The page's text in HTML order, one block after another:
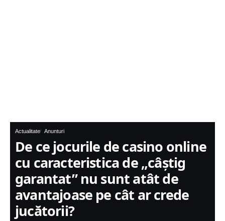
Actualitate Anunturi
De ce jocurile de casino online
cu caracteristica de „câștig
garantat” nu sunt atât de
avantajoase pe cât ar crede
jucătorii?